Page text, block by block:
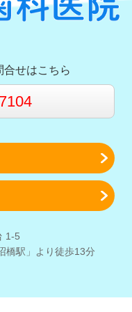
合せはこちら
1-5
橋駅」より徒歩13分